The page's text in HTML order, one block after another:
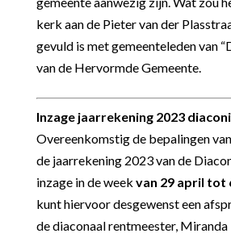
kerk aan de Pieter van der
gevuld is met gemeenteleden van
van de Hervormde Gemeente.
Inzage jaarrekening 2023
Overeenkomstig de bepalingen
de jaarrekening 2023 van de
inzage in de week van 29 april tot
kunt hiervoor desgewenst een
de diaconaal rentmeester, Miranda